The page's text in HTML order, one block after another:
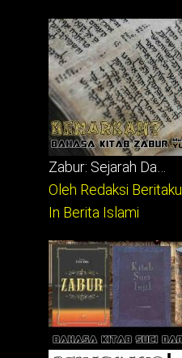
Zabur: Sejarah Da…
Oleh Redaksi Beritaku
In Berita Islami